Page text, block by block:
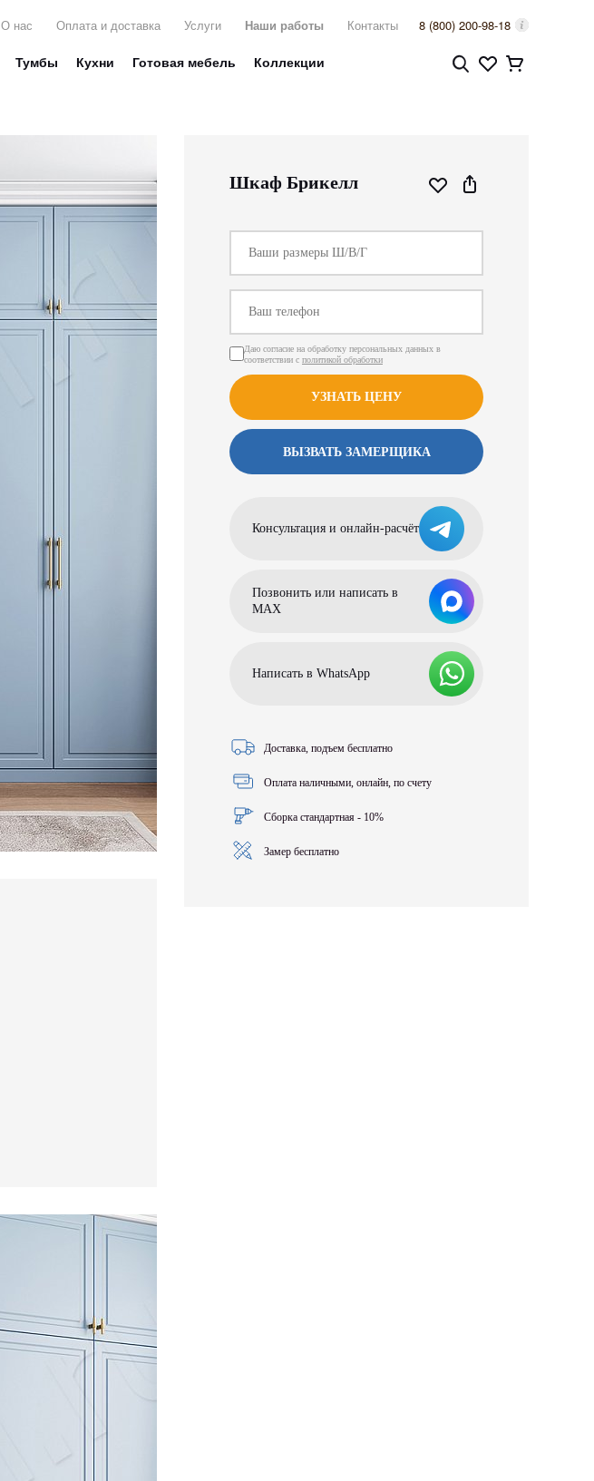
О нас Оплата и доставка Услуги Наши работы Контакты 8 (800) 200-98-18
Тумбы Кухни Готовая мебель Коллекции
Шкаф Брикелл
Даю согласие на обработку персональных данных в
соответствии с политикой обработки
УЗНАТЬ ЦЕНУ
ВЫЗВАТЬ ЗАМЕРЩИКА
Консультация и онлайн-расчёт
Позвонить или написать в
МАХ
Написать в WhatsApp
Доставка, подъем бесплатно
Оплата наличными, онлайн, по счету
Сборка стандартная - 10%
Замер бесплатно